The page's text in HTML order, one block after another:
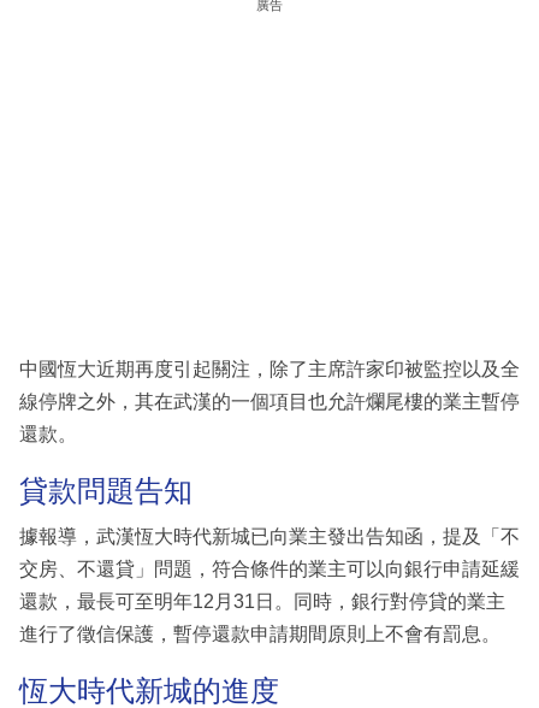
區
廣告
中國恆大近期再度引起關注，除了主席許家印被監控以及全
線停牌之外，其在武漢的一個項目也允許爛尾樓的業主暫停
還款。
貸款問題告知
據報導，武漢恆大時代新城已向業主發出告知函，提及「不
交房、不還貸」問題，符合條件的業主可以向銀行申請延緩
還款，最長可至明年12月31日。同時，銀行對停貸的業主
進行了徵信保護，暫停還款申請期間原則上不會有罰息。
恆大時代新城的進度